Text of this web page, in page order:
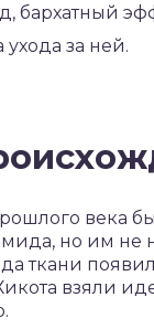
бархатный
за ней.
века
но им
ткани
взяли